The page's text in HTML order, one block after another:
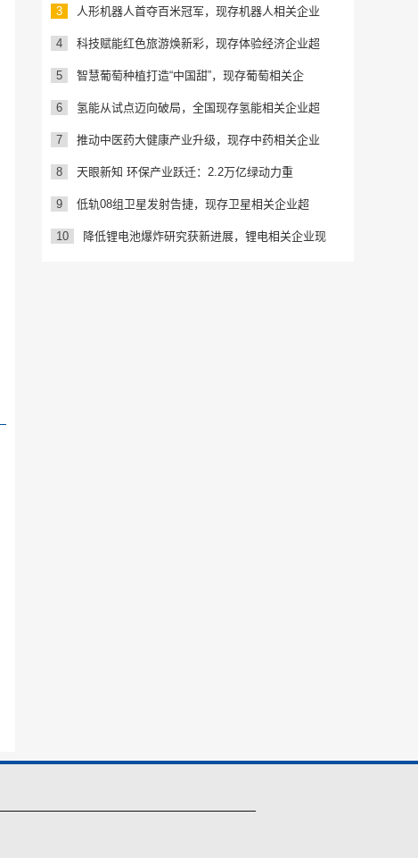
3 人形机器人首夺百米冠军，现存机器人相关企业
4 科技赋能红色旅游焕新彩，现存体验经济企业超
5 智慧葡萄种植打造“中国甜”，现存葡萄相关企
6 氢能从试点迈向破局，全国现存氢能相关企业超
7 推动中医药大健康产业升级，现存中药相关企业
8 天眼新知 环保产业跃迁：2.2万亿绿动力重
9 低轨08组卫星发射告捷，现存卫星相关企业超
10 降低锂电池爆炸研究获新进展，锂电相关企业现